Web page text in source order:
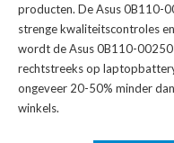
producten. DeAsus 0B110-
strenge kwaliteitscontroles
wordt deAsus 0B110-
rechtstreeks op
ongeveer 20-50% minder
winkels.